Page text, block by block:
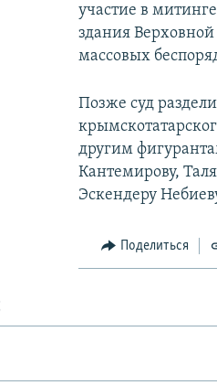
участие в
здания
массовых
Позже суд
другим
Кантемирову,
Эскендеру
Поделиться